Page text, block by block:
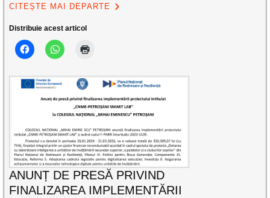
CITEȘTE MAI DEPARTE
Distribuie acest articol
ANUNȚ DE PRESĂ PRIVIND
FINALIZAREA IMPLEMENTĂRII